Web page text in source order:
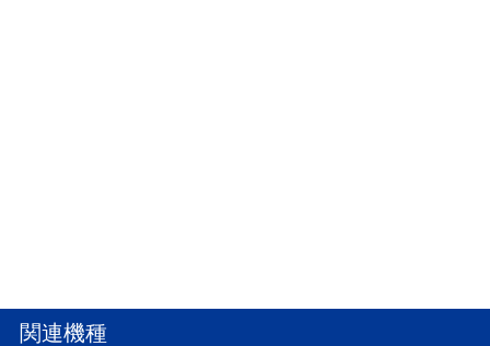
関連機種